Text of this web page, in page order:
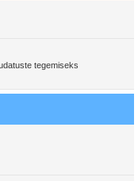
tegemiseks